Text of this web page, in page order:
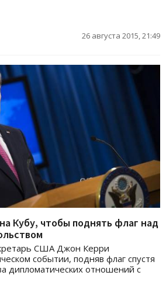
26 августа 2015, 21:49
Кубу, чтобы поднять флаг над
США Джон Керри
событии, подняв флаг спустя
дипломатических отношений с